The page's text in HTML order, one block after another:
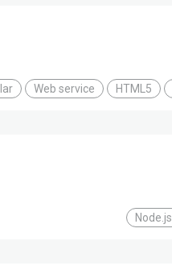
Web service HTML5
Node.js